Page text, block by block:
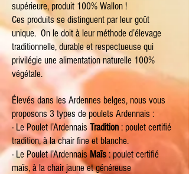
supérieure, produit 100% Wallon !
Ces produits se distinguent par leur goût
unique. On le doit à leur méthode d’élevage
traditionnelle, durable et respectueuse qui
privilégie une alimentation naturelle 100%
végétale.
Élevés dans les Ardennes belges, nous vous
proposons 3 types de poulets Ardennais :
- Le Poulet l’Ardennais Tradition : poulet certifié
tradition, à la chair fine et blanche.
- Le Poulet l’Ardennais Maïs : poulet certifié
maïs, à la chair jaune et généreuse